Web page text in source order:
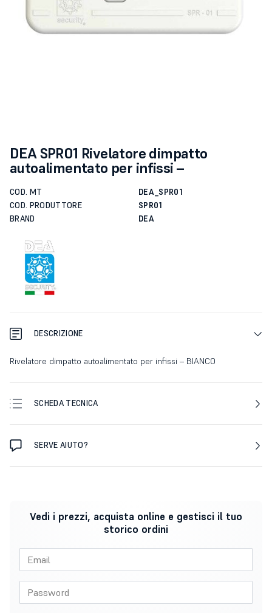
DEA SPR01 Rivelatore dimpatto
autoalimentato per infissi –
COD. MT
DEA_SPR01
COD. PRODUTTORE
SPR01
BRAND
DEA
DESCRIZIONE
Rivelatore dimpatto autoalimentato per infissi – BIANCO
SCHEDA TECNICA
SERVE AIUTO?
Vedi i prezzi, acquista online e gestisci il tuo
storico ordini